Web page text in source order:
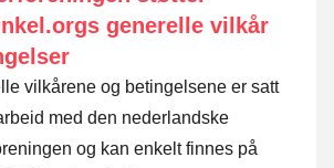
generelle vilkår
vilkårene og betingelsene er satt
med den nederlandske
og kan enkelt finnes på